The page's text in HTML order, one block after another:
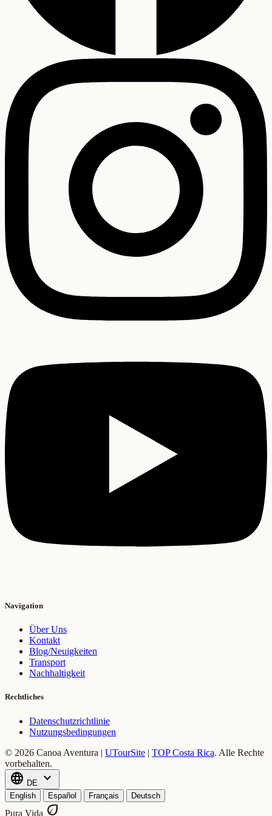
Navigation
Über Uns
Kontakt
Blog/Neuigkeiten
Transport
Nachhaltigkeit
Rechtliches
Datenschutzrichtlinie
Nutzungsbedingungen
© 2026 Canoa Aventura | UTourSite | TOP Costa Rica. Alle Rechte
vorbehalten.
language DE expand_more
English Español Français Deutsch
Pura Vida eco